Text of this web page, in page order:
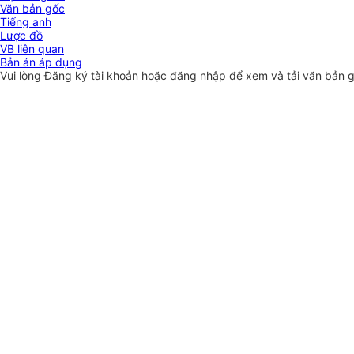
Văn bản gốc
Tiếng anh
Lược đồ
VB liên quan
Bản án áp dụng
Vui lòngĐăng ký tài khoản hoặc đăng nhập để xem và tải văn bản